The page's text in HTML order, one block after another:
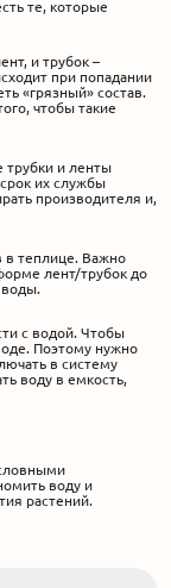
те, которые
и трубок –
при попадании
«грязный» состав.
чтобы такие
трубки и ленты
их службы
производителя и,
в теплице. Важно
лент/трубок до
воды.
с водой. Чтобы
Поэтому нужно
в систему
воду в емкость,
воду и
растений.